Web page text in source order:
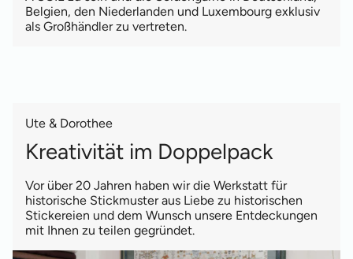
Belgien, den Niederlanden und Luxembourg exklusiv
als Großhändler zu vertreten.
Ute & Dorothee
Kreativität im Doppelpack
Vor über 20 Jahren haben wir die Werkstatt für
historische Stickmuster aus Liebe zu historischen
Stickereien und dem Wunsch unsere Entdeckungen
mit Ihnen zu teilen gegründet.